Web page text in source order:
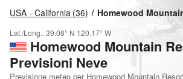
USA - California (36) Homewood
Lat./Long.:39.08° N 120.17° W
Homewood Mountain
Previsioni Neve
Previsione meteo per Homewood Mountain